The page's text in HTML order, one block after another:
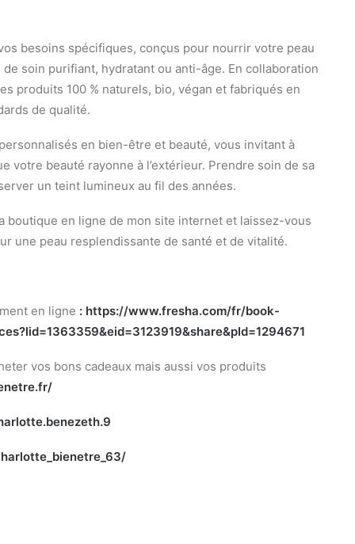
besoins spécifiques, conçus pour nourrir votre peau
de soin purifiant, hydratant ou anti-âge. En collaboration
produits 100 % naturels, bio, végan et fabriqués en
de qualité.
en bien-être et beauté, vous invitant à
votre beauté rayonne à l’extérieur. Prendre soin de sa
un teint lumineux au fil des années.
boutique en ligne de mon site internet et laissez-vous
une peau resplendissante de santé et de vitalité.
en ligne : https://www.fresha.com/fr/book-
eid=3123919&share&pId=1294671
vos bons cadeaux mais aussi vos produits